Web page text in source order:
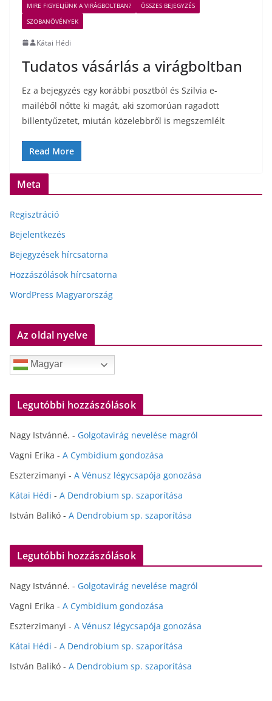
MIRE FIGYELJÜNK A VIRÁGBOLTBAN?
ÖSSZES BEJEGYZÉS
SZOBANÖVÉNYEK
Kátai Hédi
Tudatos vásárlás a virágboltban
Ez a bejegyzés egy korábbi posztból és Szilvia e-
mailéből nőtte ki magát, aki szomorúan ragadott
billentyűzetet, miután közelebbről is megszemlélt
Read More
Meta
Regisztráció
Bejelentkezés
Bejegyzések hírcsatorna
Hozzászólások hírcsatorna
WordPress Magyarország
Az oldal nyelve
Magyar
Legutóbbi hozzászólások
Nagy Istvánné. - Golgotavirág nevelése magról
Vagni Erika - A Cymbidium gondozása
Eszterzimanyi - A Vénusz légycsapója gonozása
Kátai Hédi - A Dendrobium sp. szaporítása
István Balikó - A Dendrobium sp. szaporítása
Legutóbbi hozzászólások
Nagy Istvánné. - Golgotavirág nevelése magról
Vagni Erika - A Cymbidium gondozása
Eszterzimanyi - A Vénusz légycsapója gonozása
Kátai Hédi - A Dendrobium sp. szaporítása
István Balikó - A Dendrobium sp. szaporítása